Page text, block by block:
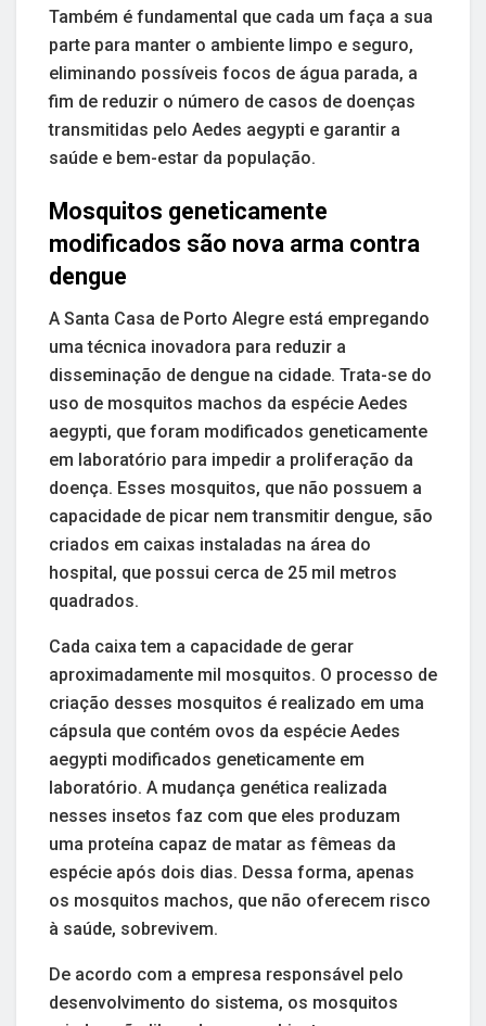
Também é fundamental que cada um faça a sua
parte para manter o ambiente limpo e seguro,
eliminando possíveis focos de água parada, a
fim de reduzir o número de casos de doenças
transmitidas pelo Aedes aegypti e garantir a
saúde e bem-estar da população.
Mosquitos geneticamente
modificados são nova arma contra
dengue
A Santa Casa de Porto Alegre está empregando
uma técnica inovadora para reduzir a
disseminação de dengue na cidade. Trata-se do
uso de mosquitos machos da espécie Aedes
aegypti, que foram modificados geneticamente
em laboratório para impedir a proliferação da
doença. Esses mosquitos, que não possuem a
capacidade de picar nem transmitir dengue, são
criados em caixas instaladas na área do
hospital, que possui cerca de 25 mil metros
quadrados.
Cada caixa tem a capacidade de gerar
aproximadamente mil mosquitos. O processo de
criação desses mosquitos é realizado em uma
cápsula que contém ovos da espécie Aedes
aegypti modificados geneticamente em
laboratório. A mudança genética realizada
nesses insetos faz com que eles produzam
uma proteína capaz de matar as fêmeas da
espécie após dois dias. Dessa forma, apenas
os mosquitos machos, que não oferecem risco
à saúde, sobrevivem.
De acordo com a empresa responsável pelo
desenvolvimento do sistema, os mosquitos